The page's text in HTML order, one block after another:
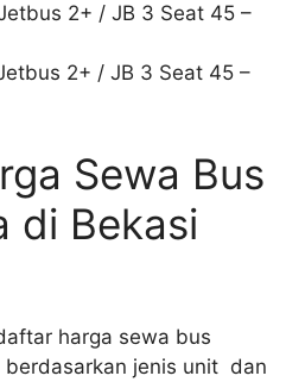
2+ / JB 3 Seat 45 –
2+ / JB 3 Seat 45 –
Sewa Bus
di Bekasi
harga sewa bus
berdasarkan jenis unit dan